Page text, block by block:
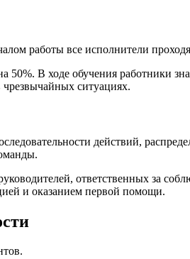
работы все исполнители
В ходе обучения работники
ситуациях.
действий,
ответственных за
и оказанием первой помощи.